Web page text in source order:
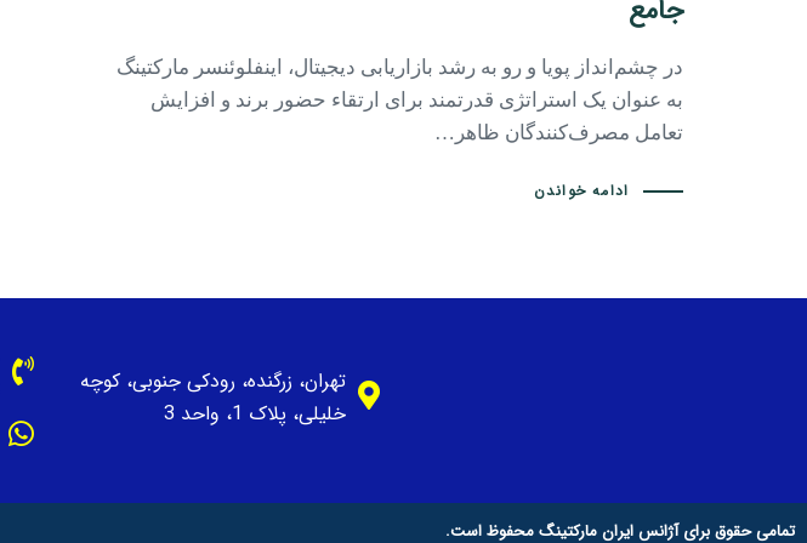
جامع
در چشم‌انداز پویا و رو به رشد بازاریابی دیجیتال، اینفلوئنسر مارکتینگ
به عنوان یک استراتژی قدرتمند برای ارتقاء حضور برند و افزایش
تعامل مصرف‌کنندگان ظاهر…
ادامه خواندن
تهران، زرگنده، رودکی جنوبی، کوچه
خلیلی، پلاک 1، واحد 3
تمامی حقوق برای آژانس ایران مارکتینگ محفوظ است.